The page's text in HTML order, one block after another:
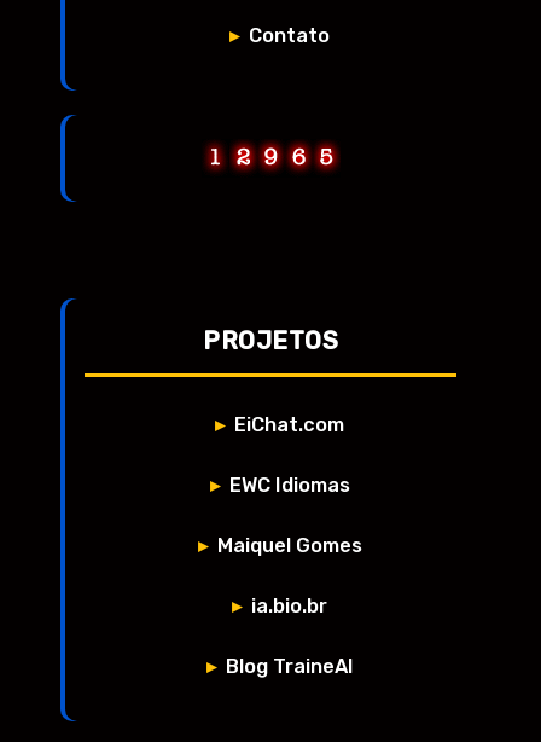
Contato
PROJETOS
EiChat.com
EWC Idiomas
Maiquel Gomes
ia.bio.br
Blog TraineAI